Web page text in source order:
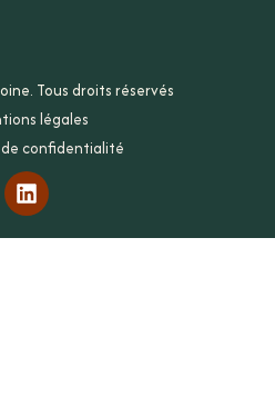
Tous droits réservés
légales
confidentialité